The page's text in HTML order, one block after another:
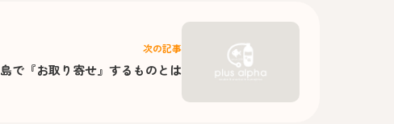
次の記事
島で『お取り寄せ』するものとは